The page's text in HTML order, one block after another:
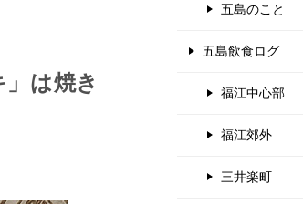
は焼き
五島のこと
五島飲食ログ
福江中心部
福江郊外
三井楽町